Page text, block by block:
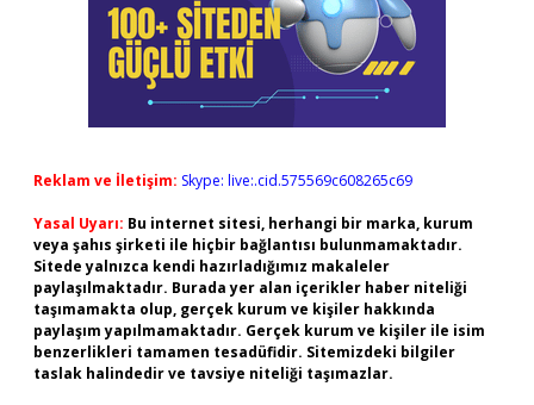
Reklam ve İletişim: Skype: live:.cid.575569c608265c69
Yasal Uyarı: Bu internet sitesi, herhangi bir marka, kurum
veya şahıs şirketi ile hiçbir bağlantısı bulunmamaktadır.
Sitede yalnızca kendi hazırladığımız makaleler
paylaşılmaktadır. Burada yer alan içerikler haber niteliği
taşımamakta olup, gerçek kurum ve kişiler hakkında
paylaşım yapılmamaktadır. Gerçek kurum ve kişiler ile isim
benzerlikleri tamamen tesadüfidir. Sitemizdeki bilgiler
taslak halindedir ve tavsiye niteliği taşımazlar.